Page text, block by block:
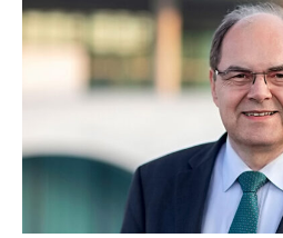
27.04.2023 Komentari isključeni